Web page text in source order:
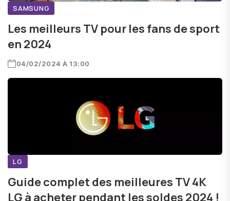
SAMSUNG
Les meilleurs TV pour les fans de sport
en 2024
04/02/2024 À 13:00
LG
Guide complet des meilleures TV 4K
LG à acheter pendant les soldes 2024 !